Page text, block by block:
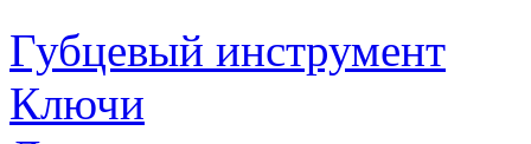
Губцевый инструмент
Ключи